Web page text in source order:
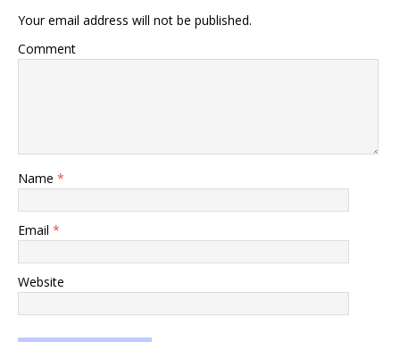
Your email address will not be published.
Comment
Name *
Email *
Website